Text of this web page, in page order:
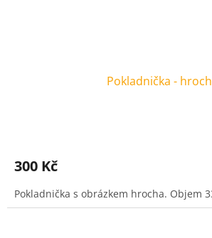
Pokladnička - hroch
300 Kč
Pokladnička s obrázkem hrocha. Objem